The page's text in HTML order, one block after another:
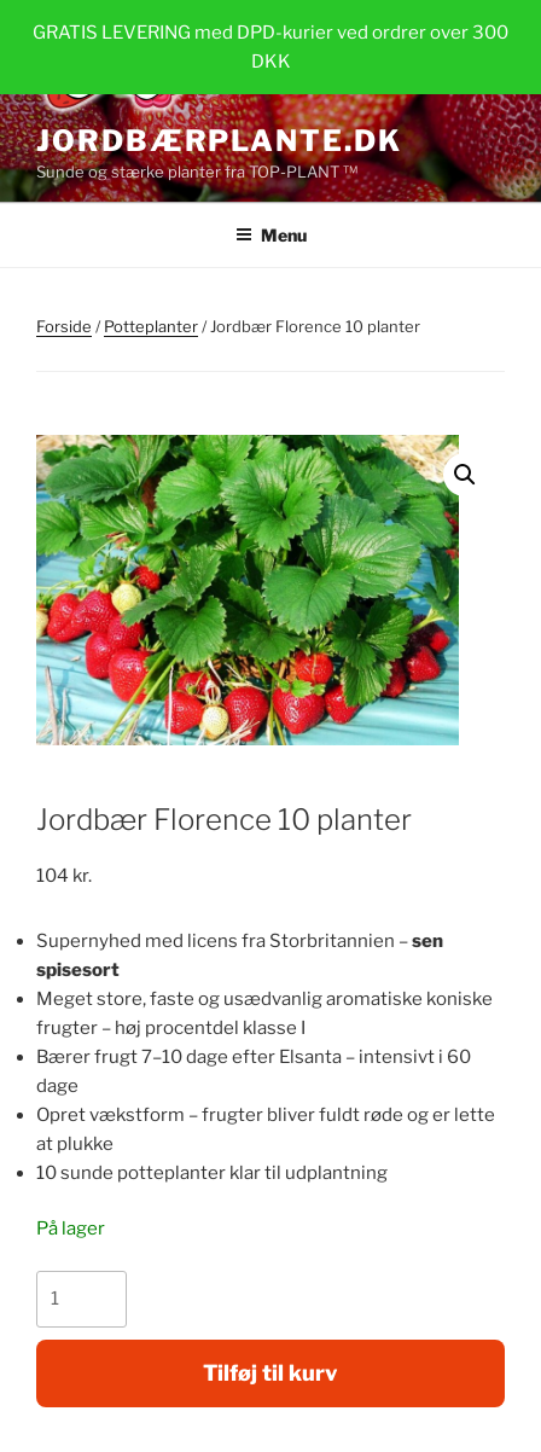
GRATIS LEVERING med DPD-kurier ved ordrer over 300
DKK
JORDBÆRPLANTE.DK
Sunde og stærke planter fra TOP-PLANT ™
Menu
Forside /Potteplanter/ Jordbær Florence 10 planter
Jordbær Florence 10 planter
104 kr.
Supernyhed med licens fra Storbritannien –sen
spisesort
Meget store, faste og usædvanlig aromatiske koniske
frugter – høj procentdel klasse I
Bærer frugt 7–10 dage efter Elsanta – intensivt i 60
dage
Opret vækstform – frugter bliver fuldt røde og er lette
at plukke
10 sunde potteplanter klar til udplantning
På lager
10
antal
Tilføj til kurv